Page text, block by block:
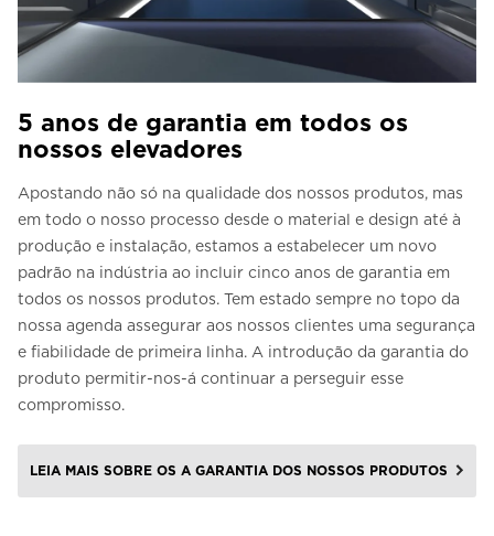
5 anos de garantia em todos os
nossos elevadores
Apostando não só na qualidade dos nossos produtos, mas
em todo o nosso processo desde o material e design até à
produção e instalação, estamos a estabelecer um novo
padrão na indústria ao incluir cinco anos de garantia em
todos os nossos produtos. Tem estado sempre no topo da
nossa agenda assegurar aos nossos clientes uma segurança
e fiabilidade de primeira linha. A introdução da garantia do
produto permitir-nos-á continuar a perseguir esse
compromisso.
LEIA MAIS SOBRE OS A GARANTIA DOS NOSSOS PRODUTOS